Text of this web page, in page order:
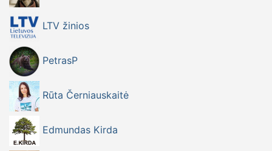
LTV žinios
PetrasP
Rūta Černiauskaitė
Edmundas Kirda